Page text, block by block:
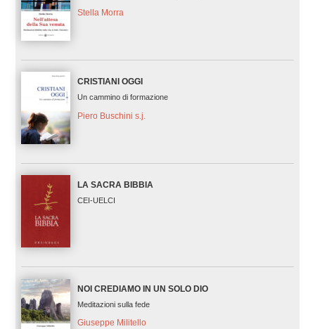
Stella Morra
CRISTIANI OGGI
Un cammino di formazione
Piero Buschini s.j.
LA SACRA BIBBIA
CEI-UELCI
NOI CREDIAMO IN UN SOLO DIO
Meditazioni sulla fede
Giuseppe Militello